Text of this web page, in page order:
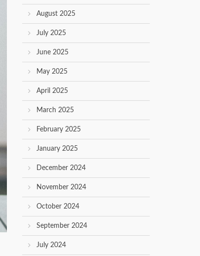
August 2025
July 2025
June 2025
May 2025
April 2025
March 2025
February 2025
January 2025
December 2024
November 2024
October 2024
September 2024
July 2024